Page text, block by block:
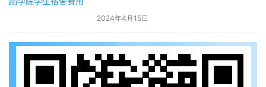
2024年4月15日